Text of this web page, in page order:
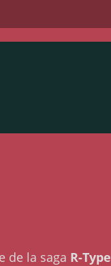
de la saga R-Type